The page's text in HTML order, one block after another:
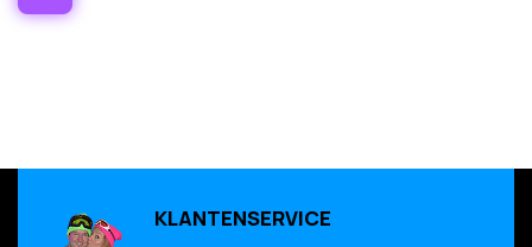
KLANTENSERVICE